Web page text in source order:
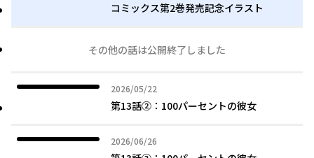
コミックス第2巻発売記念イラスト
その他の話は公開終了しました
2026/05/22
2026年05月22日
第13話②：100パーセントの彼女
2026/06/26
2026年06月26日